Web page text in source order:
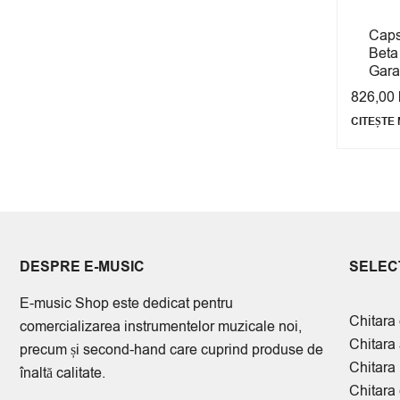
826,00
CITEȘTE
DESPRE E-MUSIC
E-music Shop este dedicat pentru
comercializarea instrumentelor muzicale noi,
precum și second-hand care cuprind produse de
înaltă calitate.
Chitara
Chitara
Chitara
Chitara